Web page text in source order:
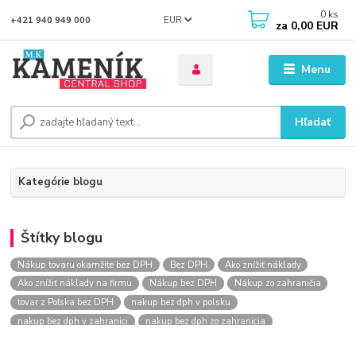
Menu
EUR
Hľadať
+421 940 949 000 0 ks
za 0,00 EUR
Kategórie blogu
Štítky blogu
Nákup tovaru okamžite bez DPH Bez DPH
Ako znížiť náklady
Ako znížiť náklady na firmu
Nákup bez DPH
Nákup zo zahraničia
tovar z Poľska bez DPH
nakup bez dph v polsku
nakup bez dph v zahranici
nakup bez dph zo zahranicia